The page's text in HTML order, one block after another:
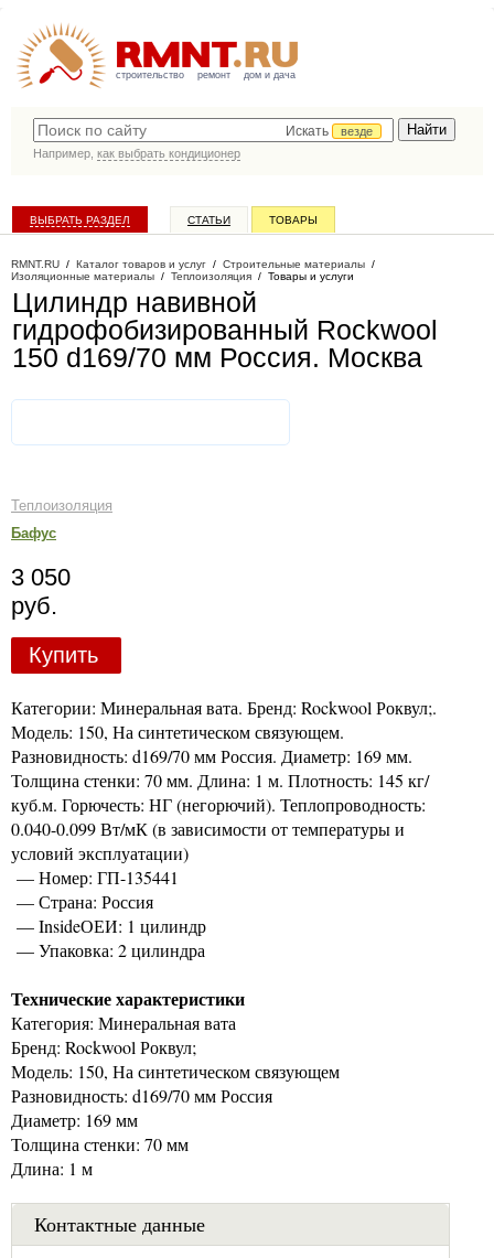
строительство ремонт дом и дача
Искать
везде
Например, как выбрать кондиционер
ВЫБРАТЬ РАЗДЕЛ СТАТЬИ ТОВАРЫ
RMNT.RU / Каталог товаров и услуг / Строительные материалы /
Изоляционные материалы / Теплоизоляция / Товары и услуги
Цилиндр навивной
гидрофобизированный Rockwool
150 d169/70 мм Россия. Москва
Теплоизоляция
Бафус
3 050
руб.
Купить
Категории: Минеральная вата. Бренд: Rockwool Роквул;.
Модель: 150, На синтетическом связующем.
Разновидность: d169/70 мм Россия. Диаметр: 169 мм.
Толщина стенки: 70 мм. Длина: 1 м. Плотность: 145 кг/
куб.м. Горючесть: НГ (негорючий). Теплопроводность:
0.040-0.099 Вт/мК (в зависимости от температуры и
условий эксплуатации)
— Номер: ГП-135441
— Страна: Россия
— InsideОЕИ: 1 цилиндр
— Упаковка: 2 цилиндра
Технические характеристики
Категория: Минеральная вата
Бренд: Rockwool Роквул;
Модель: 150, На синтетическом связующем
Разновидность: d169/70 мм Россия
Диаметр: 169 мм
Толщина стенки: 70 мм
Длина: 1 м
Контактные данные